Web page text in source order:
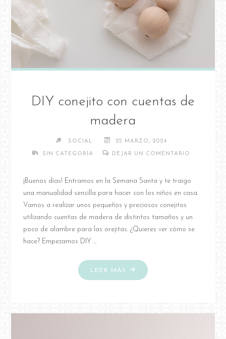
DIY conejito con cuentas de
madera
SOCIAL 25 MARZO, 2024
SIN CATEGORÍA DEJAR UN COMENTARIO
¡Buenos días! Entramos en la Semana Santa y te traigo
una manualidad sencilla para hacer con los niños en casa.
Vamos a realizar unos pequeños y preciosos conejitos
utilizando cuentas de madera de distintos tamaños y un
poco de alambre para las orejitas. ¿Quieres ver cómo se
hace? Empezamos DIY …
LEER MÁS
"DIY
CONEJITO